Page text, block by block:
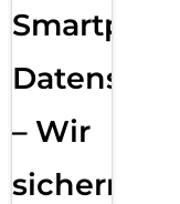
– Wir
sichern